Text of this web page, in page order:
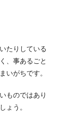
たりしている
、事あるごと
いがちです。
ものではあり
ょう。